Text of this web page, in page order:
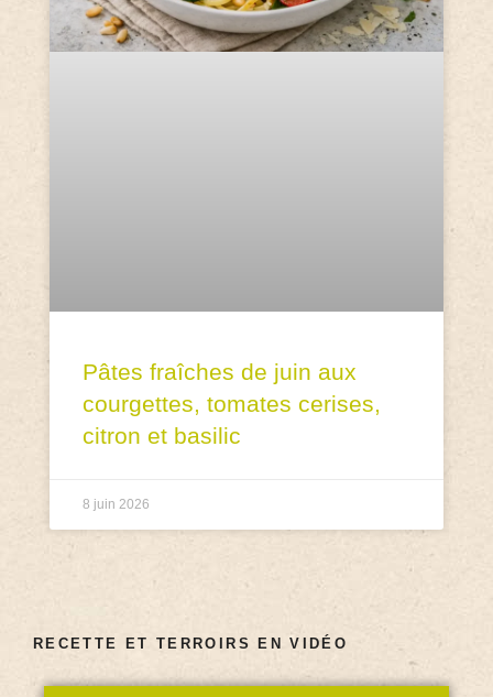
Pâtes fraîches de juin aux
courgettes, tomates cerises,
citron et basilic
8 juin 2026
RECETTE ET TERROIRS EN VIDÉO